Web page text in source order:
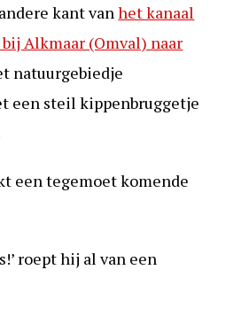
kant vanhet kanaal
Alkmaar (Omval) naar
natuurgebiedje
een steil kippenbruggetje
een tegemoet komende
roept hij al van een